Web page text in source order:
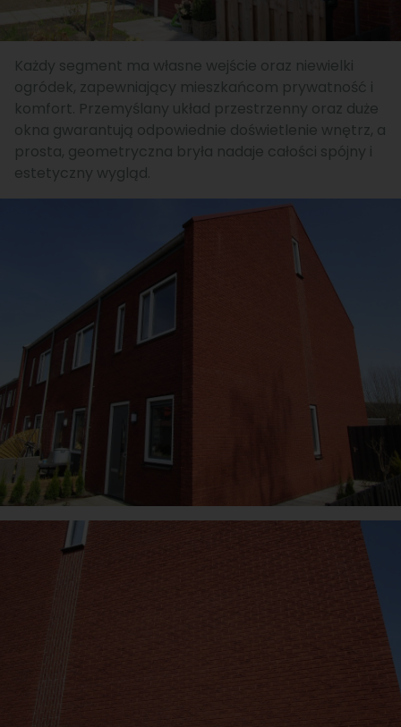
Każdy segment ma własne wejście oraz niewielki
ogródek, zapewniający mieszkańcom prywatność i
komfort. Przemyślany układ przestrzenny oraz duże
okna gwarantują odpowiednie doświetlenie wnętrz, a
prosta, geometryczna bryła nadaje całości spójny i
estetyczny wygląd.